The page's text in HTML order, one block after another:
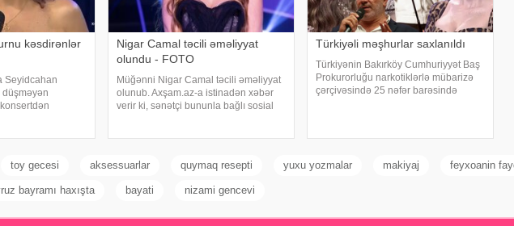
kəsdirənlər
Seyidcahan
Nigar Camal təcili əməliyyat
olundu - FOTO
Müğənni Nigar Camal təcili əməliyyat
olunub. Axşam.az-a istinadən xəbər
verir ki, sənətçi bununla bağlı sosial
Türkiyəli məşhurlar saxlanıldı
Türkiyənin Bakırköy Cumhuriyyət Baş
Prokurorluğu narkotiklərlə mübarizə
çərçivəsində 25 nəfər barəsində
toy gecesi aksessuarlar quymaq resepti yuxu yozmalar makiyaj feyxoanin
bayramı haxışta bayati nizami gencevi